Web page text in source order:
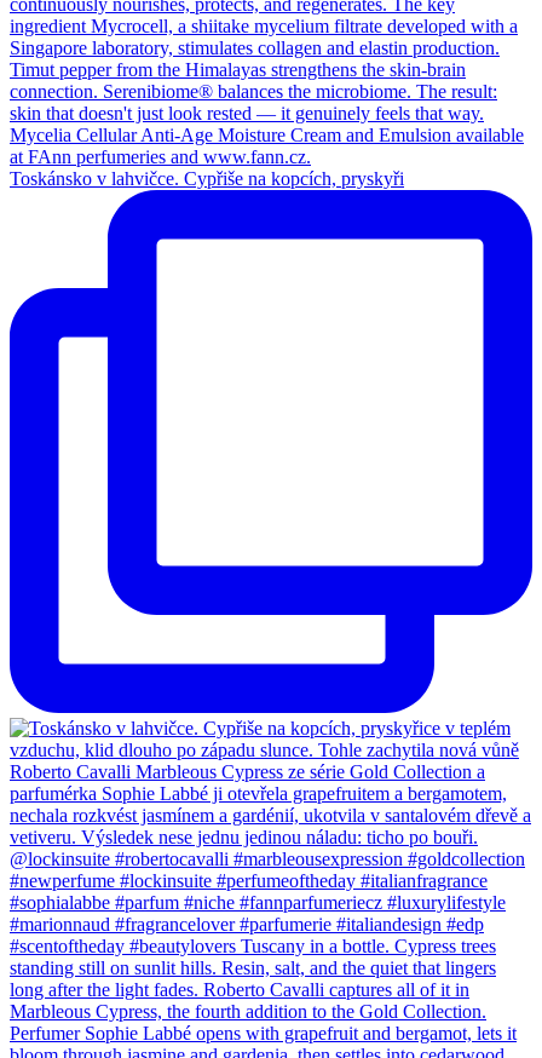
Toskánsko v lahvičce. Cypřiše na kopcích, pryskyři